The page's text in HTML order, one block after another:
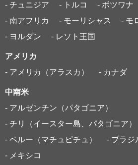
- チュニジア
- トルコ - ボツワナ
- 南アフリカ
- モーリシャス
- モ
- ヨルダン
- レソト王国
アメリカ
- アメリカ（アラスカ）
- カナダ
中南米
- アルゼンチン（パタゴニア）
- チリ（イースター島、パタゴニア）
- ペルー（マチュピチュ）
- ブラジ
- メキシコ